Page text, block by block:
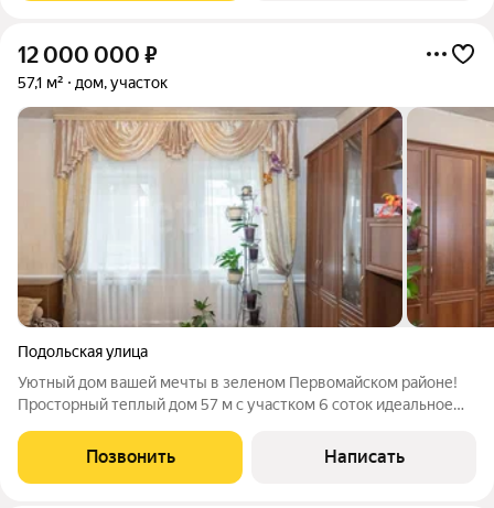
12 000 000 ₽
57,1 м² дом, участок
Подольская улица
Уютный дом вашей мечты в зеленом Первомайском районе!
Просторный теплый дом 57 м с участком 6 соток идеальное
Монолитные стены толщиной 1 метр идеальная теплоизоляция
Полная автономность: газовое
Позвонить Написать